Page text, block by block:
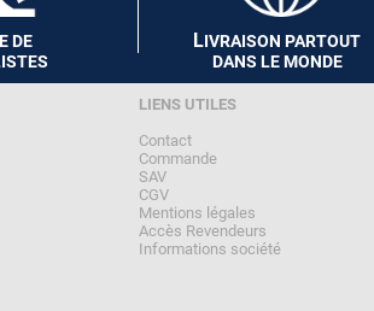
DE
LIVRAISON PARTOUT
DANS LE MONDE
LIENS UTILES
Contact
Commande
SAV
CGV
Mentions légales
Accès Revendeurs
Informations société